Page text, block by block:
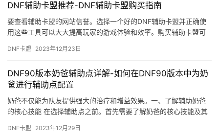
DNF辅助卡盟推荐-DNF辅助卡盟购买指南
要查看辅助卡盟的网站信誉。选择一个好的DNF辅助卡盟并正确使
用这些工具可以大大提高玩家的游戏体验和效率。购买辅助卡盟可
DNF卡盟 2023年12月23日
DNF90版本奶爸辅助点详解-如何在DNF90版本中为奶
爸进行辅助点配置
奶爸不仅能为队友提供强大的治疗和增益效果。一、了解辅助奶爸
的核心技能 在选择辅助点之前。首先需要了解奶爸的核心技能及其
DNF卡盟 2023年12月29日